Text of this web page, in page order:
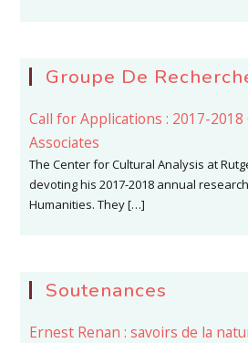
Groupe De
Call for Applications : 2017-2018
Associates
The Center for Cultural Analysis at
devoting his 2017-2018 annual
Humanities. They […]
Soutenances
Ernest Renan : savoirs de la